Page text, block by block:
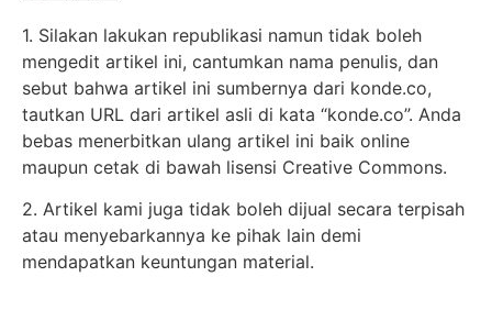
1. Silakan lakukan republikasi namun tidak boleh
mengedit artikel ini, cantumkan nama penulis, dan
sebut bahwa artikel ini sumbernya dari konde.co,
tautkan URL dari artikel asli di kata “konde.co”. Anda
bebas menerbitkan ulang artikel ini baik online
maupun cetak di bawah lisensi Creative Commons.
2. Artikel kami juga tidak boleh dijual secara terpisah
atau menyebarkannya ke pihak lain demi
mendapatkan keuntungan material.